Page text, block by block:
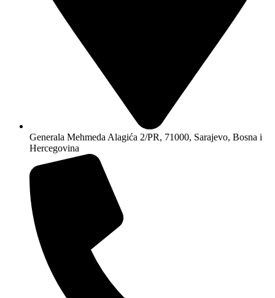
Generala Mehmeda Alagića 2/PR, 71000, Sarajevo, Bosna i
Hercegovina